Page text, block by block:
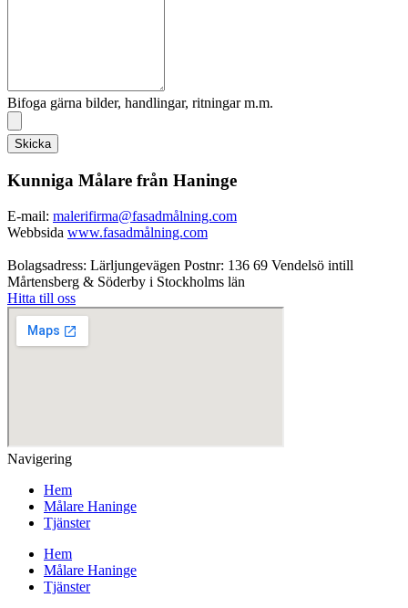
Bifoga gärna bilder, handlingar, ritningar m.m.
Skicka
Kunniga Målare från Haninge
E-mail: malerifirma@fasadmålning.com
Webbsida www.fasadmålning.com
Bolagsadress: Lärljungevägen Postnr: 136 69 Vendelsö intill
Mårtensberg & Söderby i Stockholms län
Hitta till oss
Navigering
Hem
Målare Haninge
Tjänster
Hem
Målare Haninge
Tjänster